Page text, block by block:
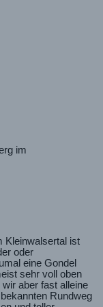
im
Kleinwalsertal ist
oder
eine Gondel
sehr voll oben
aber fast alleine
Rundweg